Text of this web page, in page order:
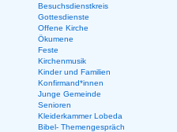
Besuchsdienstkreis
Gottesdienste
Offene Kirche
Ökumene
Feste
Kirchenmusik
Kinder und Familien
Konfirmand*innen
Junge Gemeinde
Senioren
Kleiderkammer Lobeda
Bibel- Themengespräch